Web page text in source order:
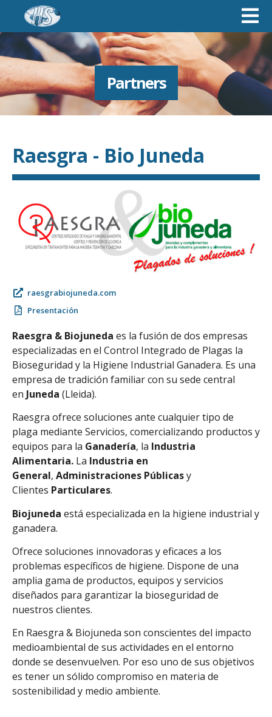
Partners
Raesgra - Bio Juneda
raesgrabiojuneda.com
Presentación
Raesgra & Biojuneda es la fusión de dos empresas
especializadas en el Control Integrado de Plagas la
Bioseguridad y la Higiene Industrial Ganadera. Es una
empresa de tradición familiar con su sede central
en Juneda (Lleida).
Raesgra ofrece soluciones ante cualquier tipo de
plaga mediante Servicios, comercializando productos y
equipos para la Ganadería, la Industria
Alimentaria. La Industria en
General, Administraciones Públicasy
Clientes Particulares.
Biojuneda está especializada en la higiene industrial y
ganadera.
Ofrece soluciones innovadoras y eficaces a los
problemas específicos de higiene. Dispone de una
amplia gama de productos, equipos y servicios
diseñados para garantizar la bioseguridad de
nuestros clientes.
En Raesgra & Biojuneda son conscientes del impacto
medioambiental de sus actividades en el entorno
donde se desenvuelven. Por eso uno de sus objetivos
es tener un sólido compromiso en materia de
sostenibilidad y medio ambiente.